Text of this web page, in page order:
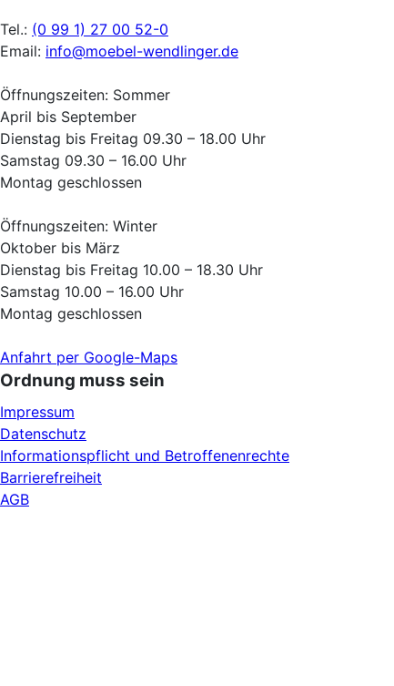
Tel.: (0 99 1) 27 00 52-0
Email: info@moebel-wendlinger.de
Öffnungszeiten: Sommer
April bis September
Dienstag bis Freitag 09.30 – 18.00 Uhr
Samstag 09.30 – 16.00 Uhr
Montag geschlossen
Öffnungszeiten: Winter
Oktober bis März
Dienstag bis Freitag 10.00 – 18.30 Uhr
Samstag 10.00 – 16.00 Uhr
Montag geschlossen
Anfahrt per Google-Maps
Ordnung muss sein
Impressum
Datenschutz
Informationspflicht und Betroffenenrechte
Barrierefreiheit
AGB